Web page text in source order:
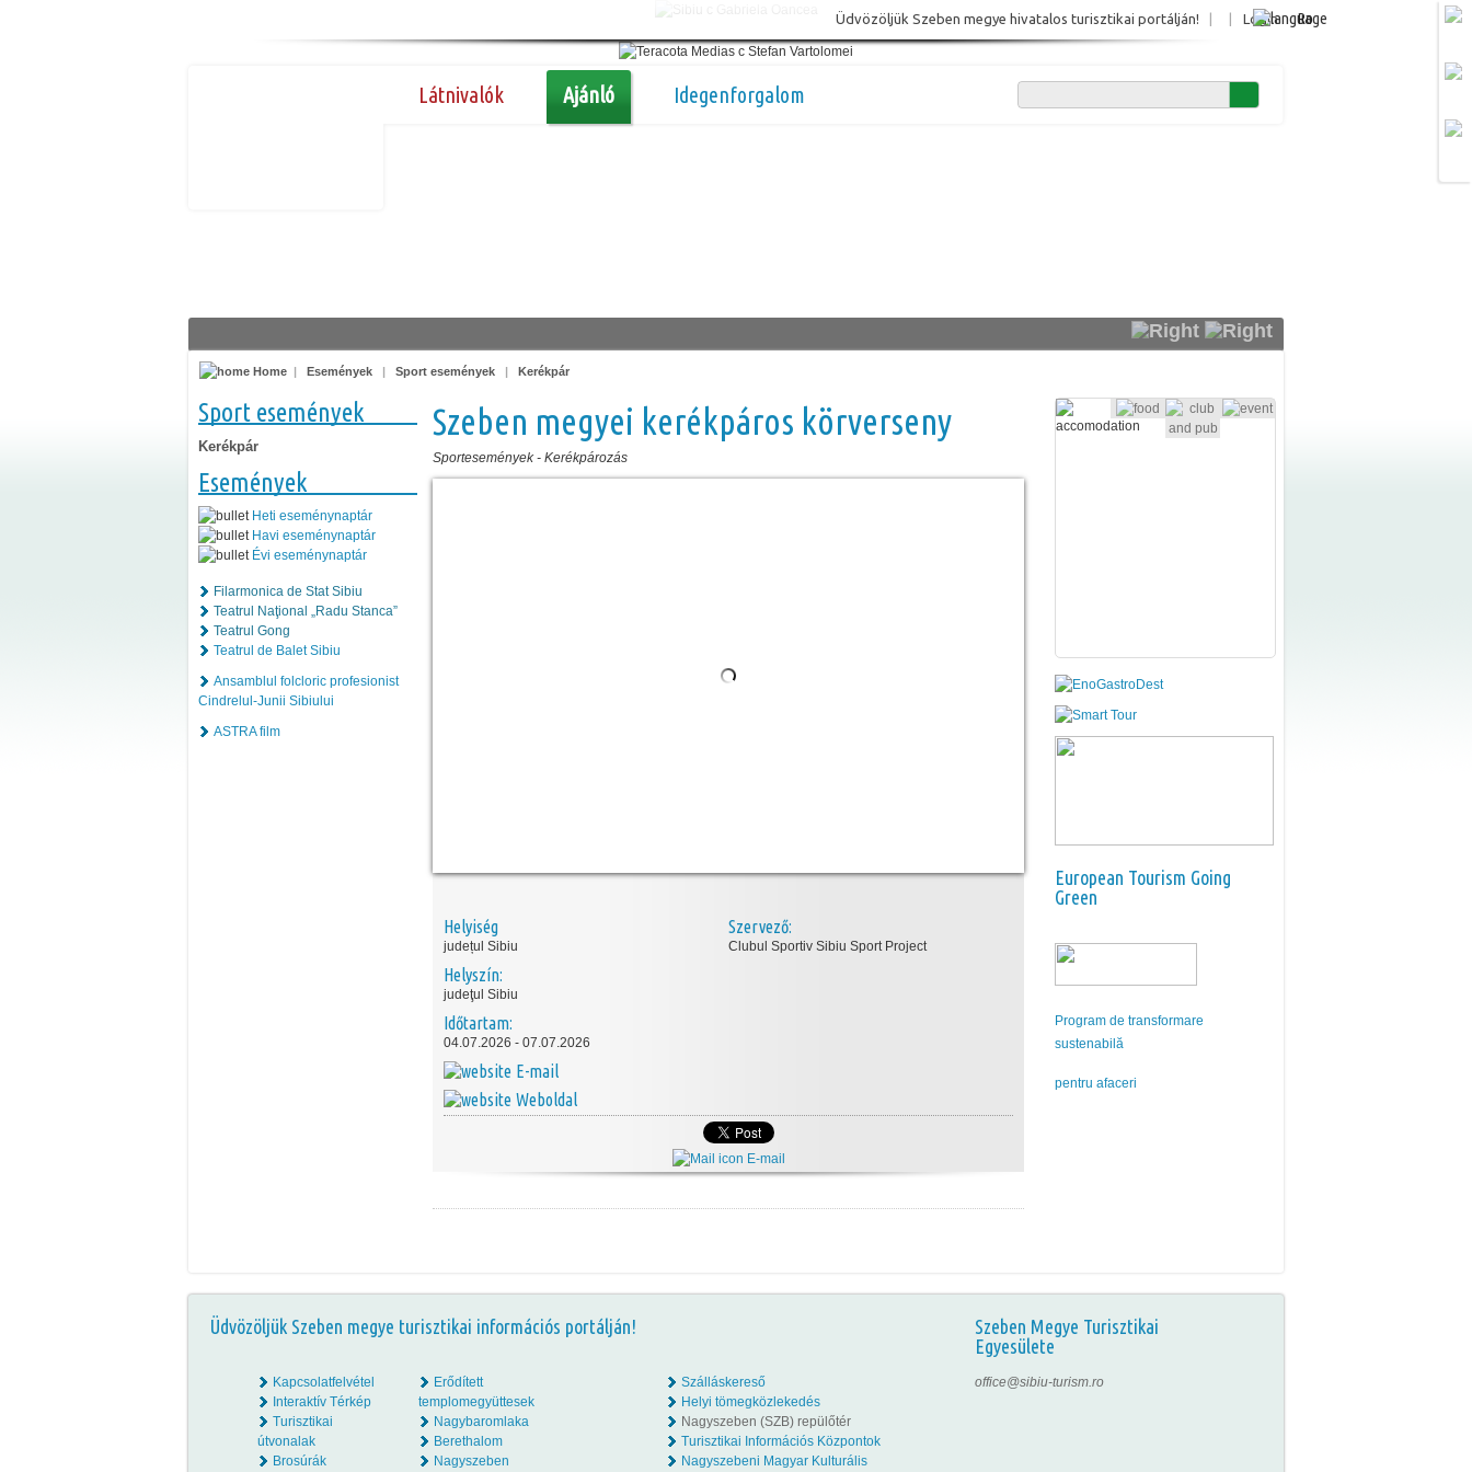
Login Ro
Üdvözöljük Szeben megye hivatalos turisztikai portálján!
Látnivalók Ajánló Idegenforgalom
Home | Események | Sport események | Kerékpár
Sport események
Kerékpár
Események
Heti eseménynaptár
Havi eseménynaptár
Évi eseménynaptár
Filarmonica de Stat Sibiu
Teatrul Naţional „Radu Stanca”
Teatrul Gong
Teatrul de Balet Sibiu
Ansamblul folcloric profesionist
Cindrelul-Junii Sibiului
ASTRA film
Szeben megyei kerékpáros körverseny
Sportesemények - Kerékpározás
Helyiség
județul Sibiu
Helyszín:
judeţul Sibiu
Időtartam:
04.07.2026 - 07.07.2026
E-mail
Weboldal
Szervező:
Clubul Sportiv Sibiu Sport Project
E-mail
European Tourism Going
Green
Program de transformare
sustenabilă
pentru afaceri
Üdvözöljük Szeben megye turisztikai információs portálján!
Szeben Megye Turisztikai
Egyesülete
Kapcsolatfelvétel
Interaktív Térkép
Turisztikai
útvonalak
Brosúrák
Erődített
templomegyüttesek
Nagybaromlaka
Berethalom
Nagyszeben
Szálláskereső
Helyi tömegközlekedés
Nagyszeben (SZB) repülőtér
Turisztikai Információs Központok
Nagyszebeni Magyar Kulturális
office@sibiu-turism.ro